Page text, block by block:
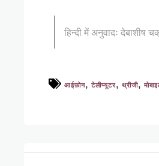
हिन्दी में अनुवादः देबाशीष
आईफ़ोन,टेलीप्यूटर,थ्रीजी,